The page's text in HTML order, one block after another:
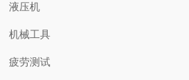
液压机
机械工具
疲劳测试